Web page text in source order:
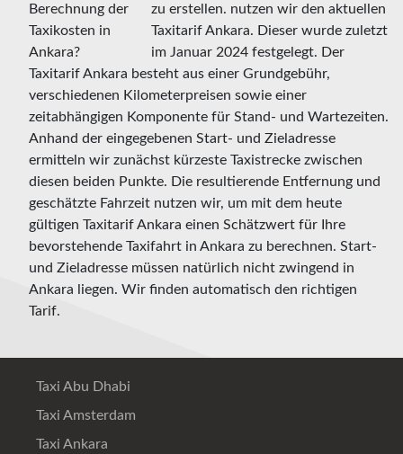
zu erstellen. nutzen wir den aktuellen
Taxitarif Ankara. Dieser wurde zuletzt
im Januar 2024 festgelegt. Der
Taxitarif Ankara besteht aus einer Grundgebühr,
verschiedenen Kilometerpreisen sowie einer
zeitabhängigen Komponente für Stand- und Wartezeiten.
Anhand der eingegebenen Start- und Zieladresse
ermitteln wir zunächst kürzeste Taxistrecke zwischen
diesen beiden Punkte. Die resultierende Entfernung und
geschätzte Fahrzeit nutzen wir, um mit dem heute
gültigen Taxitarif Ankara einen Schätzwert für Ihre
bevorstehende Taxifahrt in Ankara zu berechnen. Start-
und Zieladresse müssen natürlich nicht zwingend in
Ankara liegen. Wir finden automatisch den richtigen
Tarif.
Taxi Abu Dhabi
Taxi Amsterdam
Taxi Ankara